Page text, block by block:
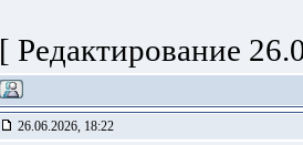
[ Редактирование
26.06.2026, 18:22